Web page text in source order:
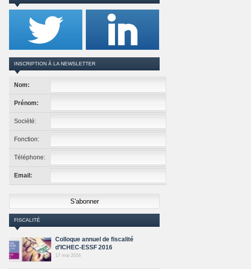
INSCRIPTION À LA NEWSLETTER
Nom:
Prénom:
Société:
Fonction:
Téléphone:
Email:
FISCALITÉ
Colloque annuel de fiscalité
d’ICHEC-ESSF 2016
17 mai 2016